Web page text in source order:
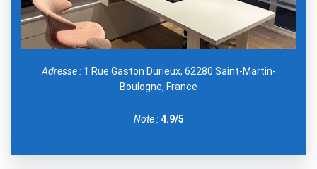
Adresse :1 Rue Gaston Durieux, 62280 Saint-Martin-
Boulogne, France
Note : 4.9/5